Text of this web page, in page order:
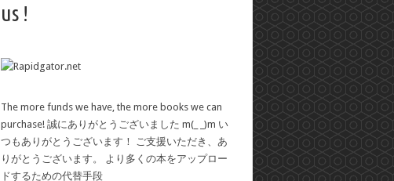
us !
The more funds we have, the more books we can
purchase! 誠にありがとうございました m(_ _)m い
つもありがとうございます！ ご支援いただき、あ
りがとうございます。 より多くの本をアップロー
ドするための代替手段